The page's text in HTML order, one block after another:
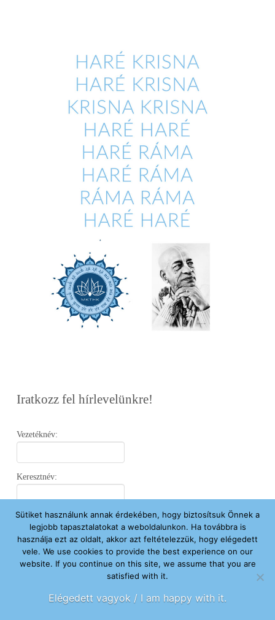
Iratkozz fel hírlevelünkre!
Vezetéknév:
Keresztnév:
Email:
Elfogadom az Adatvédelmi Nyilatkozatot.
Sütiket használunk annak érdekében, hogy biztosítsuk Önnek a
legjobb tapasztalatokat a weboldalunkon. Ha továbbra is
használja ezt az oldalt, akkor azt feltételezzük, hogy elégedett
vele. We use cookies to provide the best experience on our
website. If you continue on this site, we assume that you are
satisfied with it.
Elégedett vagyok / I am happy with it.